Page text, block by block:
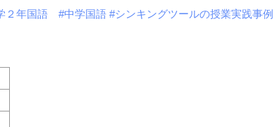
２年国語 #中学国語 #シンキングツールの授業実践事例